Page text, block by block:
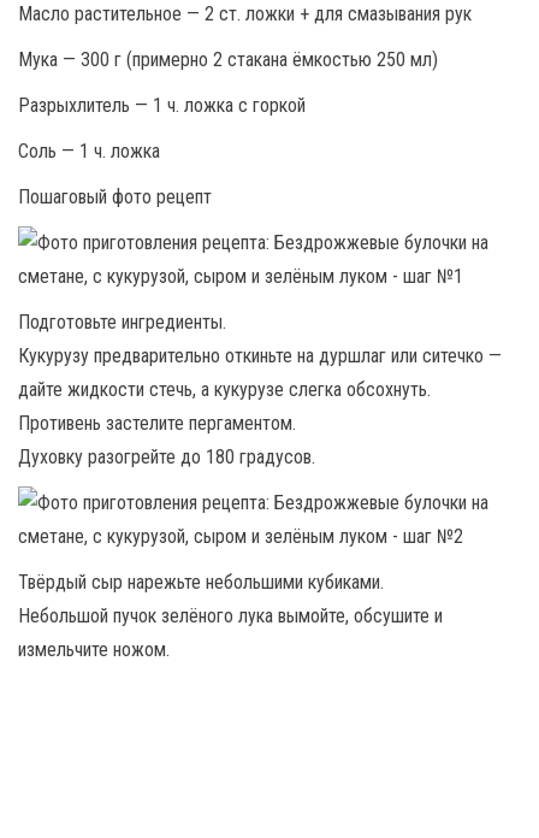
Масло растительное — 2 ст. ложки + для смазывания рук
Мука — 300 г (примерно 2 стакана ёмкостью 250 мл)
Разрыхлитель — 1 ч. ложка с горкой
Соль — 1 ч. ложка
Пошаговый фото рецепт
Подготовьте ингредиенты.
Кукурузу предварительно откиньте на дуршлаг или ситечко —
дайте жидкости стечь, а кукурузе слегка обсохнуть.
Противень застелите пергаментом.
Духовку разогрейте до 180 градусов.
Твёрдый сыр нарежьте небольшими кубиками.
Небольшой пучок зелёного лука вымойте, обсушите и
измельчите ножом.